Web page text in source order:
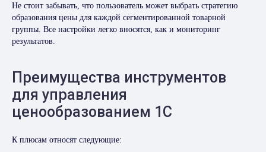
Не стоит забывать, что пользователь может выбрать стратегию
образования цены для каждой сегментированной товарной
группы. Все настройки легко вносятся, как и мониторинг
результатов.
Преимущества инструментов
для управления
ценообразованием 1С
К плюсам относят следующие: